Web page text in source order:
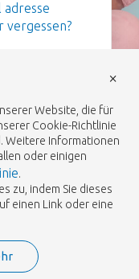
adresse
vergessen?
Website, die für
Cookie-Richtlinie
Weitere Informationen
oder einigen
.
zu, indem Sie dieses
einen Link oder eine
×